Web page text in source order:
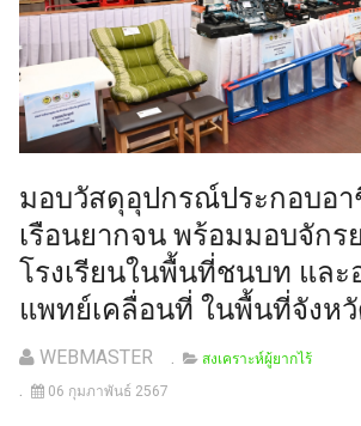
มอบวัสดุอุปกรณ์ประกอบอ
เรือนยากจน พร้อมมอบจักร
โรงเรียนในพื้นที่ชนบท และ
แพทย์เคลื่อนที่ ในพื้นที่จังห
WEBMASTER
สงเคราะห์ผู้ยากไร้
06 กุมภาพันธ์ 2567